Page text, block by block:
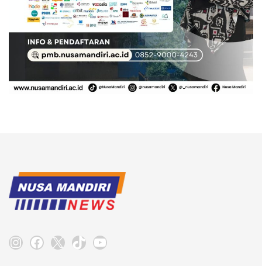
Instagram
Facebook
X TikTokYouTube